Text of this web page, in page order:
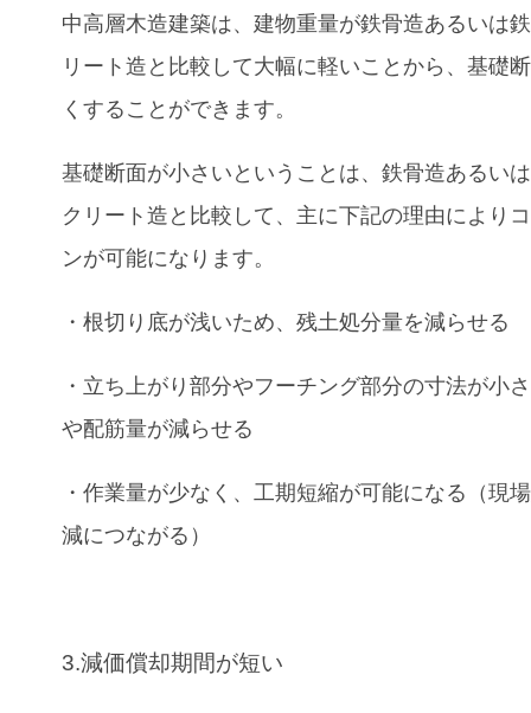
中高層木造建築は、建物重量が鉄骨造あるいは
リート造と比較して大幅に軽いことから、基礎
くすることができます。
基礎断面が小さいということは、鉄骨造あるい
クリート造と比較して、主に下記の理由により
ンが可能になります。
・根切り底が浅いため、残土処分量を減らせる
・立ち上がり部分やフーチング部分の寸法が小
や配筋量が減らせる
・作業量が少なく、工期短縮が可能になる（現
減につながる）
3.減価償却期間が短い